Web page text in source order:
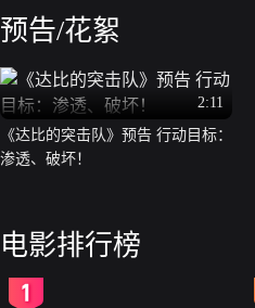
预告/花絮
2:11
《达比的突击队》预告 行动目标：
渗透、破坏！
电影排行榜